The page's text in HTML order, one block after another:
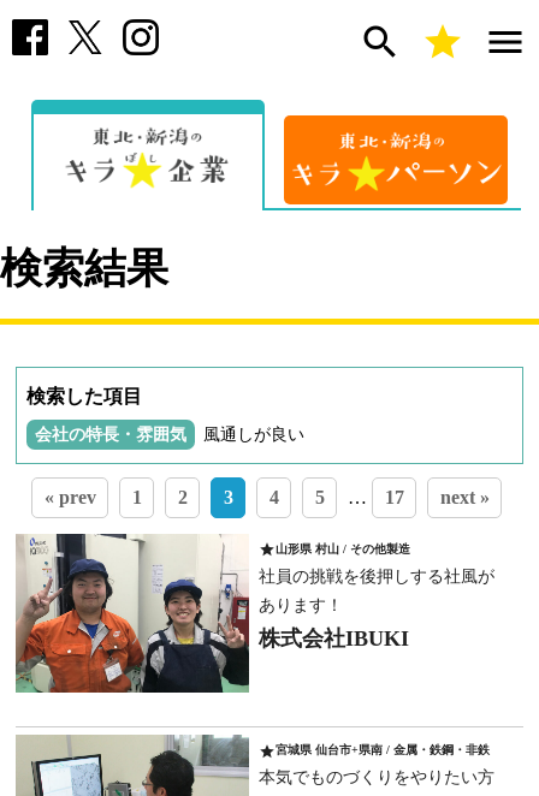
search star menu
検索結果
検索した項目
会社の特長・雰囲気 風通しが良い
« prev 1 2 3 4 5 … 17 next »
star山形県 村山 / その他製造
社員の挑戦を後押しする社風が
あります！
株式会社IBUKI
star宮城県 仙台市+県南 / 金属・鉄鋼・非鉄
本気でものづくりをやりたい方